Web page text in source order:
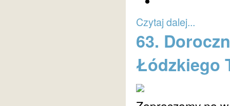
Czytaj dalej...
63.
Łódzkiego